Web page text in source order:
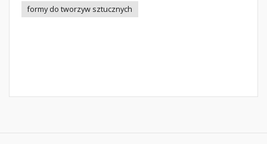
formy do tworzyw sztucznych